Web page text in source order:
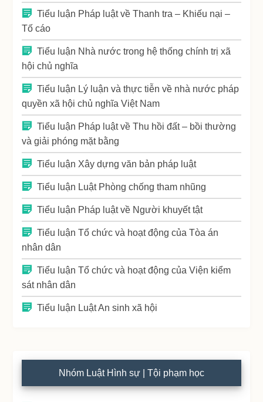
Tiểu luận Pháp luật về Thanh tra – Khiếu nại –
Tố cáo
Tiểu luận Nhà nước trong hệ thống chính trị xã
hội chủ nghĩa
Tiểu luận Lý luận và thực tiễn về nhà nước pháp
quyền xã hội chủ nghĩa Việt Nam
Tiểu luận Pháp luật về Thu hồi đất – bồi thường
và giải phóng mặt bằng
Tiểu luận Xây dựng văn bản pháp luật
Tiểu luận Luật Phòng chống tham nhũng
Tiểu luận Pháp luật về Người khuyết tật
Tiểu luận Tổ chức và hoạt động của Tòa án
nhân dân
Tiểu luận Tổ chức và hoạt động của Viện kiểm
sát nhân dân
Tiểu luận Luật An sinh xã hội
Nhóm Luật Hình sự | Tội phạm học